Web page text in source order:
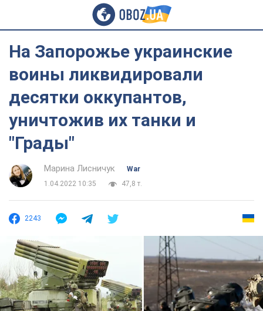
На Запорожье украинские
воины ликвидировали
десятки оккупантов,
уничтожив их танки и
"Грады"
Марина Лисничук
War
1.04.2022 10:35
47,8 т.
2243